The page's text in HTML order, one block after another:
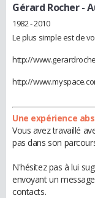
Gérard Rocher-
1982 - 2010
Le plus simple est de
http://
http://
Une expérience
Vous avez travaillé
pas dans son
N'hésitez pas à lui
envoyant un
contacts.